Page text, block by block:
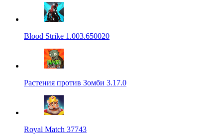
Blood Strike 1.003.650020
Растения против Зомби 3.17.0
Royal Match 37743